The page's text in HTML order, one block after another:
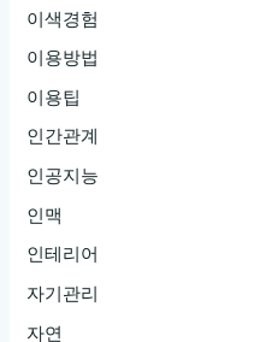
이색경험
이용방법
이용팁
인간관계
인공지능
인맥
인테리어
자기관리
자연